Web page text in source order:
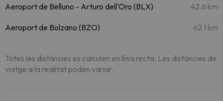
Aeroport de Belluno - Arturo dell'Oro (BLX) 42.6 km
Aeroport de Bolzano (BZO) 62.1 km
Totes les distàncies es calculen en línia recta. Les distàncies de
viatge a la realitat poden variar.